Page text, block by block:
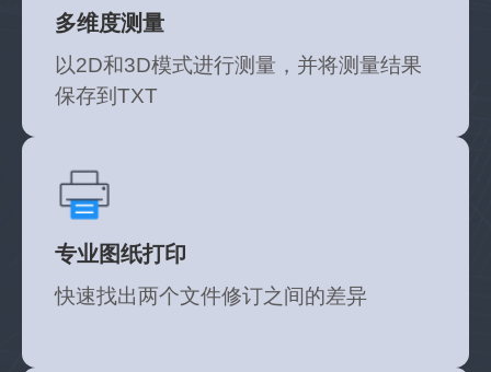
多维度测量
以2D和3D模式进行测量，并将测量结果
保存到TXT
专业图纸打印
快速找出两个文件修订之间的差异
比起其他的，我更愿意选择这款，每个功能使用起
来都十分简单，不会看不懂捉摸不透，对于新手来
说，真的是太友好了!
一根筋的线
产品经理